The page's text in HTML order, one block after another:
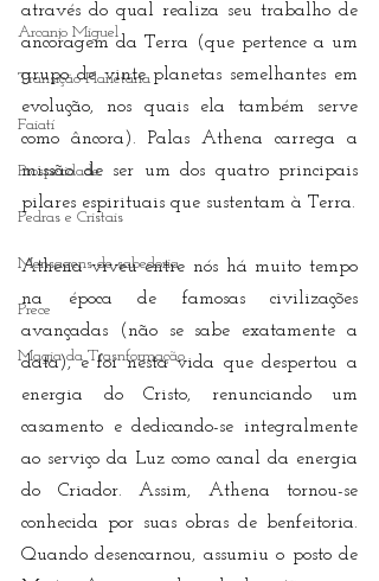
Arcanjo Miguel
Transição Planetária
Faiatí
Prosperidade
Pedras e Cristais
Mensagens de sabedoria
Prece
Magia da Trasnformação
através do qual realiza seu trabalho de
ancoragem da Terra (que pertence a um
grupo de vinte planetas semelhantes em
evolução, nos quais ela também serve
como âncora). Palas Athena carrega a
missão de ser um dos quatro principais
pilares espirituais que sustentam à Terra.
Athena viveu entre nós há muito tempo
na época de famosas civilizações
avançadas (não se sabe exatamente a
data), e foi nesta vida que despertou a
energia do Cristo, renunciando um
casamento e dedicando-se integralmente
ao serviço da Luz como canal da energia
do Criador. Assim, Athena tornou-se
conhecida por suas obras de benfeitoria.
Quando desencarnou, assumiu o posto de